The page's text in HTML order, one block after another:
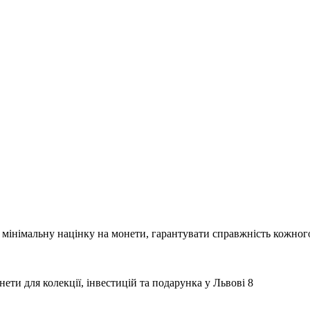
націнку на монети, гарантувати справжність